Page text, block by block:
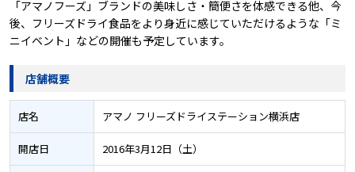
「アマノフーズ」ブランドの美味しさ・簡便さを体感できる他、今
後、フリーズドライ食品をより身近に感じていただけるような「ミ
ニイベント」などの開催も予定しています。
店舗概要
店名 アマノ フリーズドライステーション横浜店
開店日 2016年3月12日（土）